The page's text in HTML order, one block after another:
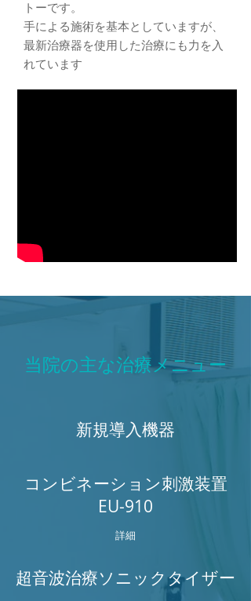
当院の主な治療メニュー
新規導入機器
コンビネーション刺激装置
EU-910
詳細
超音波治療ソニックタイザー
トーです。
手による施術を基本としていますが、
最新治療器を使用した治療にも力を入
れています